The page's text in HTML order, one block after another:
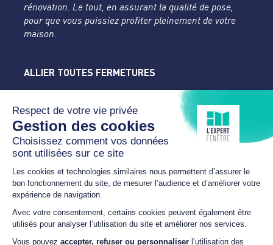
rénovation. Le tout, en assurant la qualité de pose,
pour que vous puissiez profiter pleinement de votre
maison.
ALLIER TOUTES FERMETURES
Allier
Rue du Parc de la Mothe
03400 YZEURE
lexpertfenetre-atf@orange.fr
HORAIRES